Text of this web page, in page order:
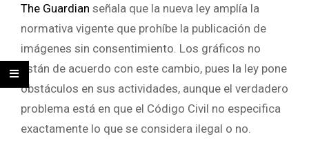
The Guardian señala que la nueva ley amplía la
normativa vigente que prohíbe la publicación de
imágenes sin consentimiento. Los gráficos no
están de acuerdo con este cambio, pues la ley pone
obstáculos en sus actividades, aunque el verdadero
problema está en que el Código Civil no especifica
exactamente lo que se considera ilegal o no.